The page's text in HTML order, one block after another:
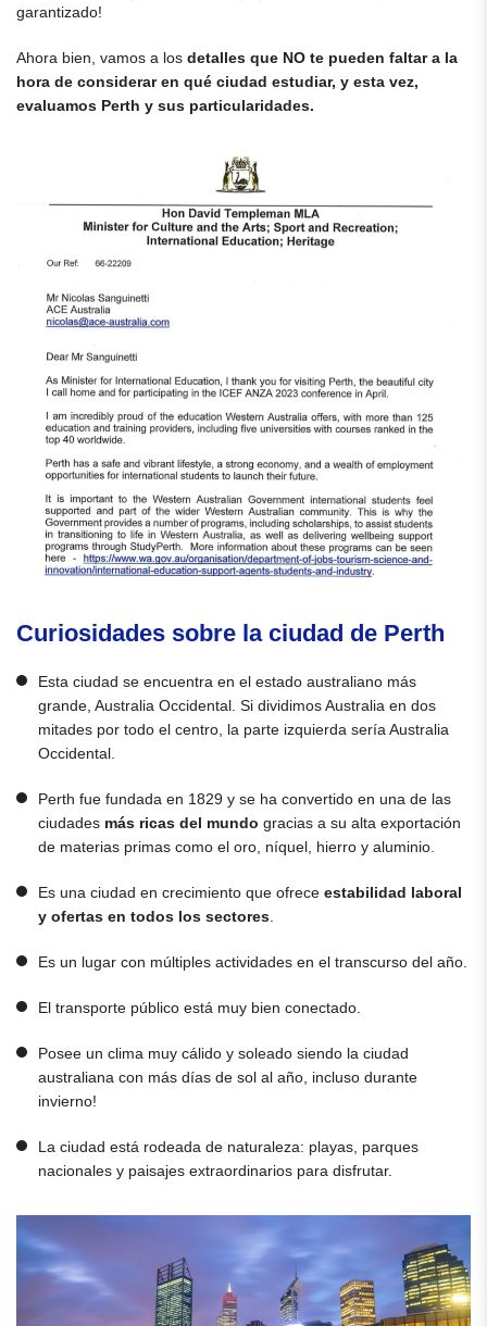
garantizado!
Ahora bien, vamos a los detalles que NO te pueden faltar a la
hora de considerar en qué ciudad estudiar, y esta vez,
evaluamos Perth y sus particularidades.
Curiosidades sobre la ciudad de Perth
Esta ciudad se encuentra en el estado australiano más
grande, Australia Occidental. Si dividimos Australia en dos
mitades por todo el centro, la parte izquierda sería Australia
Occidental.
Perth fue fundada en 1829 y se ha convertido en una de las
ciudades más ricas del mundo gracias a su alta exportación
de materias primas como el oro, níquel, hierro y aluminio.
Es una ciudad en crecimiento que ofrece estabilidad laboral
y ofertas en todos los sectores.
Es un lugar con múltiples actividades en el transcurso del año.
El transporte público está muy bien conectado.
Posee un clima muy cálido y soleado siendo la ciudad
australiana con más días de sol al año, incluso durante
invierno!
La ciudad está rodeada de naturaleza: playas, parques
nacionales y paisajes extraordinarios para disfrutar.